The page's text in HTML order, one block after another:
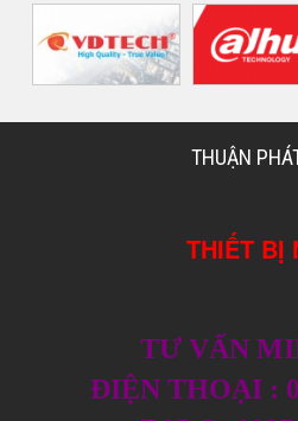
THUẬN
THIẾT BỊ
TƯ VẤN
ĐIỆN THOẠI :